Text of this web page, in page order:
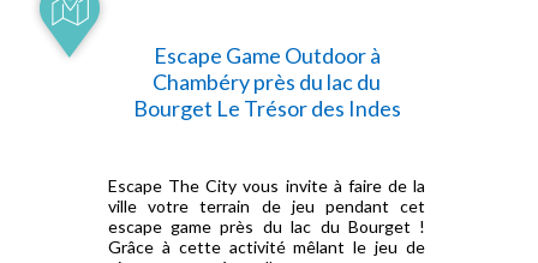
Escape Game Outdoor à
Chambéry près du lac du
Bourget Le Trésor des Indes
Escape The City vous invite à faire de la
ville votre terrain de jeu pendant cet
escape game près du lac du Bourget !
Grâce à cette activité mêlant le jeu de